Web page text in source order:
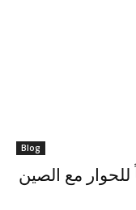
Blog
للحوار مع الصين